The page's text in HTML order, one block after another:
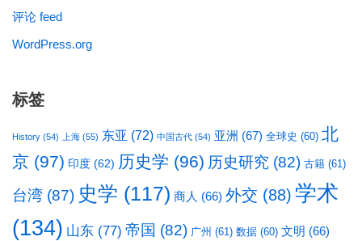
评论 feed
WordPress.org
标签
History (54) 上海 (55) 东亚 (72) 中国古代 (54) 亚洲 (67) 全球史 (60) 北
京 (97) 印度 (62) 历史学 (96) 历史研究 (82) 古籍 (61)
台湾 (87) 史学 (117) 商人 (66) 外交 (88) 学术
(134) 山东 (77) 帝国 (82) 广州 (61) 数据 (60) 文明 (66)